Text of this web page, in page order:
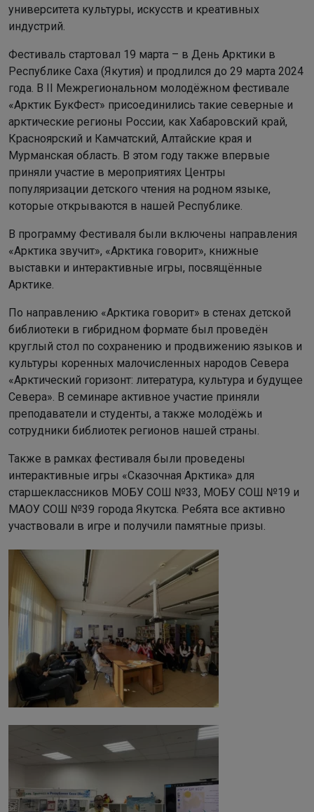
университета культуры, искусств и креативных
индустрий.
Фестиваль стартовал 19 марта – в День Арктики в
Республике Саха (Якутия) и продлился до 29 марта 2024
года. В II Межрегиональном молодёжном фестивале
«Арктик БукФест» присоединились такие северные и
арктические регионы России, как Хабаровский край,
Красноярский и Камчатский, Алтайские края и
Мурманская область. В этом году также впервые
приняли участие в мероприятиях Центры
популяризации детского чтения на родном языке,
которые открываются в нашей Республике.
В программу Фестиваля были включены направления
«Арктика звучит», «Арктика говорит», книжные
выставки и интерактивные игры, посвящённые
Арктике.
По направлению «Арктика говорит» в стенах детской
библиотеки в гибридном формате был проведён
круглый стол по сохранению и продвижению языков и
культуры коренных малочисленных народов Севера
«Арктический горизонт: литература, культура и будущее
Севера». В семинаре активное участие приняли
преподаватели и студенты, а также молодёжь и
сотрудники библиотек регионов нашей страны.
Также в рамках фестиваля были проведены
интерактивные игры «Сказочная Арктика» для
старшеклассников МОБУ СОШ №33, МОБУ СОШ №19 и
МАОУ СОШ №39 города Якутска. Ребята все активно
участвовали в игре и получили памятные призы.